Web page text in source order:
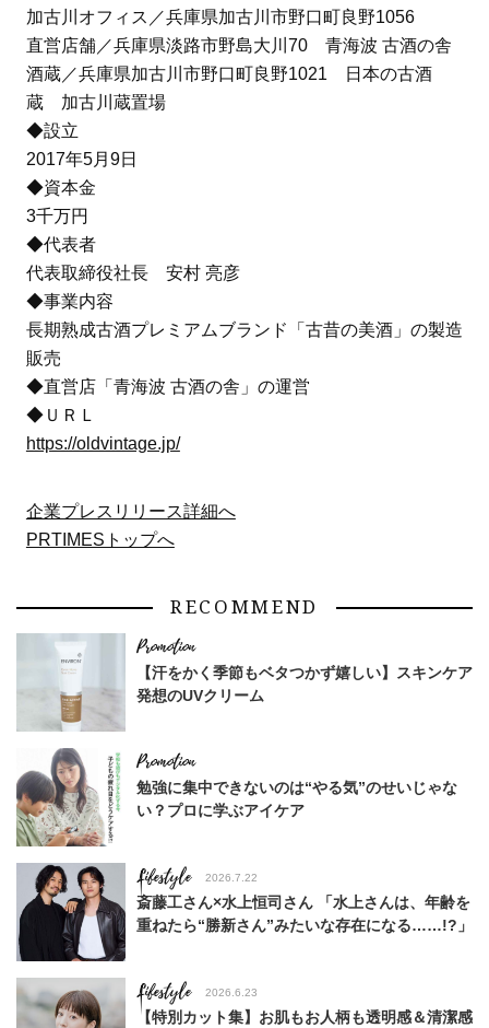
加古川オフィス／兵庫県加古川市野口町良野1056
直営店舗／兵庫県淡路市野島大川70 青海波 古酒の舎
酒蔵／兵庫県加古川市野口町良野1021 日本の古酒
蔵 加古川蔵置場
◆設立
2017年5月9日
◆資本金
3千万円
◆代表者
代表取締役社長 安村 亮彦
◆事業内容
長期熟成古酒プレミアムブランド「古昔の美酒」の製造
販売
◆直営店「青海波 古酒の舎」の運営
◆ＵＲＬ
https://oldvintage.jp/
企業プレスリリース詳細へ
PRTIMESトップへ
RECOMMEND
【汗をかく季節もベタつかず嬉しい】スキンケア
発想のUVクリーム
勉強に集中できないのは“やる気”のせいじゃな
い？プロに学ぶアイケア
Lifestyle 2026.7.22
斎藤工さん×水上恒司さん 「水上さんは、年齢を
重ねたら“勝新さん”みたいな存在になる……!?」
Lifestyle 2026.6.23
【特別カット集】お肌もお人柄も透明感＆清潔感